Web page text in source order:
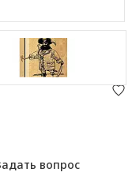
вопрос